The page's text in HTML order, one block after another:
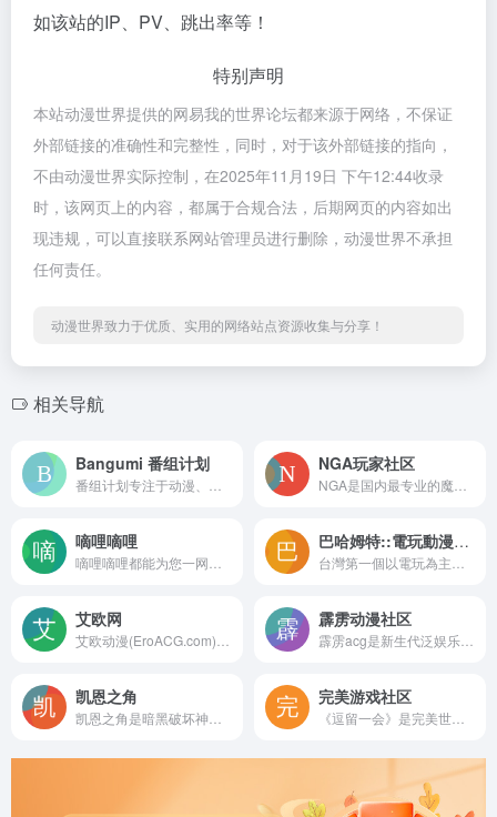
如该站的IP、PV、跳出率等！
特别声明
本站动漫世界提供的网易我的世界论坛都来源于网络，不保证
外部链接的准确性和完整性，同时，对于该外部链接的指向，
不由动漫世界实际控制，在2025年11月19日 下午12:44收录
时，该网页上的内容，都属于合规合法，后期网页的内容如出
现违规，可以直接联系网站管理员进行删除，动漫世界不承担
任何责任。
动漫世界致力于优质、实用的网络站点资源收集与分享！
相关导航
Bangumi 番组计划 NGA玩家社区
嘀哩嘀哩 巴哈姆特::電玩動漫人的家
艾欧网 霹雳动漫社区
凯恩之角 完美游戏社区